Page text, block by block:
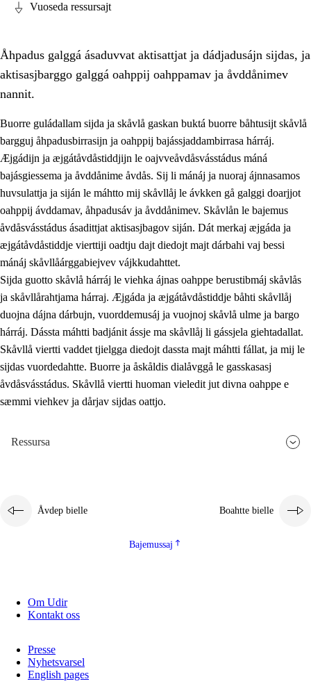
3. Prinsihpa skåvlå dåjmajda
3.1 Sebrudahtte oahppambirás
3.2 Åhpadibme ja hiebadum åhpadus
3.3 Aktisasjbarggo sijda ja skåvlå gaskan
3.4 Åhpadus åhpadusvidnudagán ja barggoiellemin
Profesjåvnåaktisasjvuohta ja skåvllååvddånibme
Vuoseda ressursajt
Åhpadus galggá ásaduvvat aktisattjat ja dádjadusájn sijdas, ja
aktisasjbarggo galggá oahppij oahppamav ja åvddånimev
nannit.
Buorre guládallam sijda ja skåvlå gaskan buktá buorre båhtusijt skåvlå
bargguj åhpadusbirrasijn ja oahppij bajássjaddambirrasa hárráj.
Æjgádijn ja æjgátåvdåstiddjijn le oajvveåvdåsvásstádus máná
bajásgiessema ja åvddånime åvdås. Sij li mánáj ja nuoraj ájnnasamos
huvsulattja ja siján le máhtto mij skåvllåj le ávkken gå galggi doarjjot
oahppij ávddamav, åhpadusáv ja åvddånimev. Skåvlån le bajemus
åvdåsvásstádus ásadittjat aktisasjbagov siján. Dát merkaj æjgáda ja
æjgátåvdåstiddje vierttiji oadtju dajt diedojt majt dárbahi vaj bessi
mánáj skåvllåárggabiejvev vájkkudahttet.
Sijda guotto skåvlå hárráj le viehka ájnas oahppe berustibmáj skåvlås
ja skåvllårahtjama hárraj. Æjgáda ja æjgátåvdåstiddje båhti skåvllåj
duojna dájna dárbujn, vuorddemusáj ja vuojnoj skåvlå ulme ja bargo
hárráj. Dássta máhtti badjánit ássje ma skåvllåj li gássjela giehtadallat.
Skåvllå viertti vaddet tjielgga diedojt dassta majt máhtti fállat, ja mij le
sijdas vuordedahtte. Buorre ja åskåldis dialåvggå le gasskasasj
åvdåsvásstádus. Skåvllå viertti huoman vieledit jut divna oahppe e
sæmmi viehkev ja dårjav sijdas oattjo.
Ressursa
Åvdep bielle Boahtte bielle
Bajemussaj
Om Udir
Kontakt oss
Presse
Nyhetsvarsel
English pages